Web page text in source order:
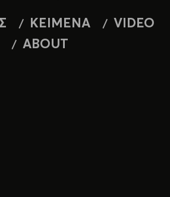
ΚΕΙΜΕΝΑ
VIDEO
ABOUT